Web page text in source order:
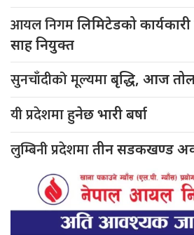
आयल निगमलिमिटेडको कार्यकारी
साह नियुक्त
सुनचाँदीको मूल्यमाबृद्धि, आज
यी प्रदेशमाहुनेछ भारी बर्षा
लुम्बिनी प्रदेशमातीन सडकखण्ड